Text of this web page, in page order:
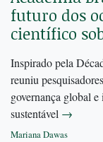
futuro dos
científico
Inspirado pela
reuniu
governança global
sustentável →
Mariana Dawas